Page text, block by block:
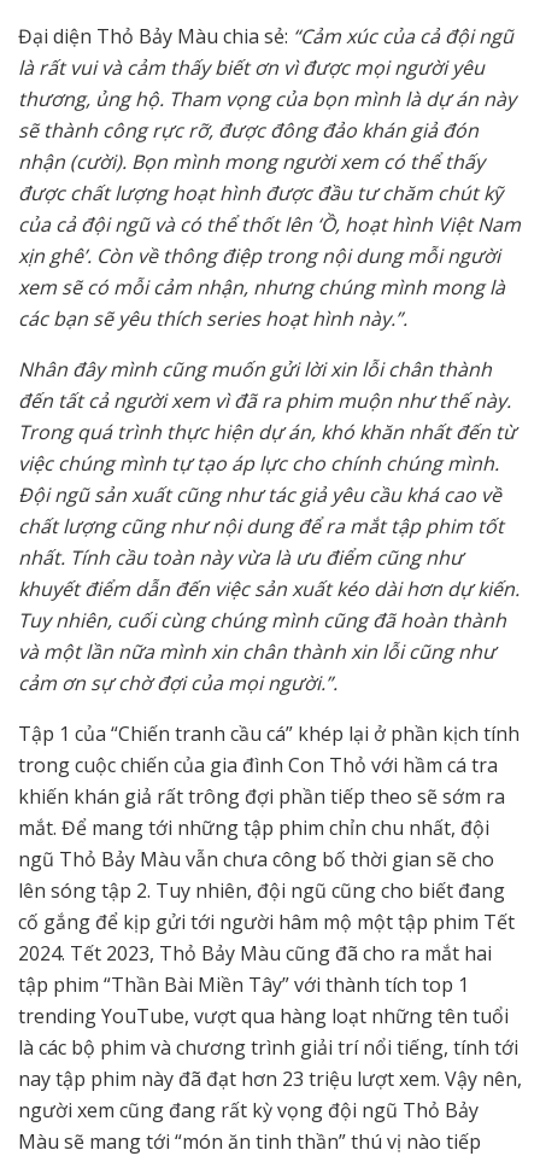
Đại diện Thỏ Bảy Màu chia sẻ: “Cảm xúc của cả đội ngũ
là rất vui và cảm thấy biết ơn vì được mọi người yêu
thương, ủng hộ. Tham vọng của bọn mình là dự án này
sẽ thành công rực rỡ, được đông đảo khán giả đón
nhận (cười). Bọn mình mong người xem có thể thấy
được chất lượng hoạt hình được đầu tư chăm chút kỹ
của cả đội ngũ và có thể thốt lên ‘Ồ, hoạt hình Việt Nam
xịn ghê’. Còn về thông điệp trong nội dung mỗi người
xem sẽ có mỗi cảm nhận, nhưng chúng mình mong là
các bạn sẽ yêu thích series hoạt hình này.”.
Nhân đây mình cũng muốn gửi lời xin lỗi chân thành
đến tất cả người xem vì đã ra phim muộn như thế này.
Trong quá trình thực hiện dự án, khó khăn nhất đến từ
việc chúng mình tự tạo áp lực cho chính chúng mình.
Đội ngũ sản xuất cũng như tác giả yêu cầu khá cao về
chất lượng cũng như nội dung để ra mắt tập phim tốt
nhất. Tính cầu toàn này vừa là ưu điểm cũng như
khuyết điểm dẫn đến việc sản xuất kéo dài hơn dự kiến.
Tuy nhiên, cuối cùng chúng mình cũng đã hoàn thành
và một lần nữa mình xin chân thành xin lỗi cũng như
cảm ơn sự chờ đợi của mọi người.”.
Tập 1 của “Chiến tranh cầu cá” khép lại ở phần kịch tính
trong cuộc chiến của gia đình Con Thỏ với hầm cá tra
khiến khán giả rất trông đợi phần tiếp theo sẽ sớm ra
mắt. Để mang tới những tập phim chỉn chu nhất, đội
ngũ Thỏ Bảy Màu vẫn chưa công bố thời gian sẽ cho
lên sóng tập 2. Tuy nhiên, đội ngũ cũng cho biết đang
cố gắng để kịp gửi tới người hâm mộ một tập phim Tết
2024. Tết 2023, Thỏ Bảy Màu cũng đã cho ra mắt hai
tập phim “Thần Bài Miền Tây” với thành tích top 1
trending YouTube, vượt qua hàng loạt những tên tuổi
là các bộ phim và chương trình giải trí nổi tiếng, tính tới
nay tập phim này đã đạt hơn 23 triệu lượt xem. Vậy nên,
người xem cũng đang rất kỳ vọng đội ngũ Thỏ Bảy
Màu sẽ mang tới “món ăn tinh thần” thú vị nào tiếp